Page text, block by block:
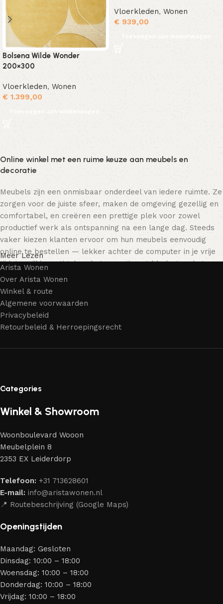
Bolsena Wilde Wonder
200×300
Vloerkleden, Wonen
€1.399,00
Toevoegen aan winkelwagen
Vloerkleden,Wonen
€939,00
Toevoegen aan winkelwagen
Online winkel met een ruime keuze aan meubels en
decoratie
Meubels zijn een onmisbaar onderdeel van iedere ruimte. Ze
zorgen voor de juiste sfeer, maken de omgeving gezellig en
comfortabel, en creëren een prettige plek voor zowel
productief werk als ontspanning na een lange dag. Steeds
vaker kiezen klanten ervoor om hun meubels eenvoudig
online te bestellen — lekker achter de computer in je vrije
tijd, terwijl je rustig door het assortiment bladert en het
meubelstuk kiest dat bij je past. Onze online winkel biedt
een uitgebreide catalogus met meubels voor zowel thuis als
kantoor.
Meubelproductie is een moderne vorm van kunst
liefhebbers van kwaliteit en schoonheid. Wij hebben voor jou
meubelmakers die elegantie, kwaliteit en functionaliteit
Ons assortiment bestaat uit producten van betrouwbare
merken die al jarenlang hun vakmanschap en eerlijkheid
bewijzen. Al onze leveranciers garanderen meubels van
aantrekkelijk design en optimale veiligheid — zodat je
jarenlang kunt genieten van jouw interieur.
Meer Lezen
Arista Wonen
Over Arista Wonen
Winkel & route
Algemene voorwaarden
Privacybeleid
Retourbeleid & Herroepingsrecht
Categories
Winkel & Showroom
Woonboulevard Wooon
Meubelplein 8
2353 EX Leiderdorp
Telefoon: +31 713628601
E-mail: info@aristawonen.nl
📍 Routebeschrijving (Google Maps)
Openingstijden
Maandag: Gesloten
Dinsdag: 10:00 – 18:00
Woensdag: 10:00 – 18:00
Donderdag: 10:00 – 18:00
Vrijdag: 10:00 – 18:00